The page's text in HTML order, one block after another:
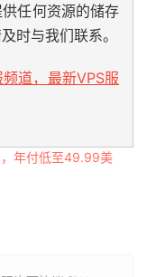
任何资源的储存
时与我们联系。
道，最新VPS服
，年付低至49.99美